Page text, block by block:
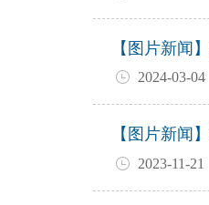
【图片新闻】
2024-03-04
【图片新闻】
2023-11-21